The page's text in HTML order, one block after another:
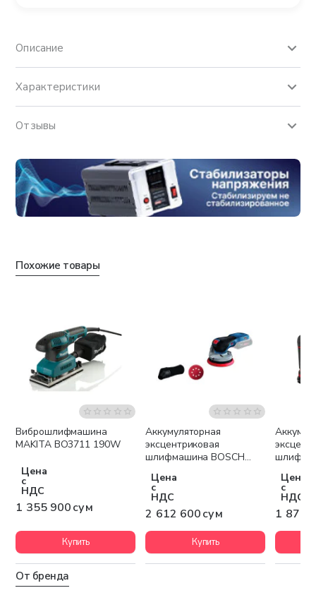
Описание
Характеристики
Отзывы
Похожие товары
Бесплатная доставка
Виброшлифмашина
MAKITA BO3711 190W
Цена
с
НДС
1 355 900 сум
Купить
Бесплатная доставка
Аккумуляторная
эксцентриковая
шлифмашина BOSCH
Цена
с
НДС
2 612 600 сум
Купить
Цена
с
НДС
1 876
От бренда